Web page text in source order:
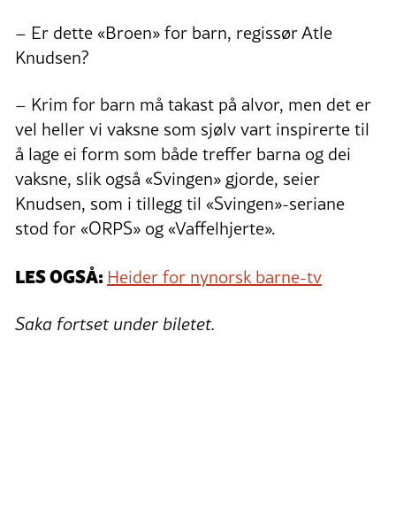
– Er dette «Broen» for barn, regissør Atle
Knudsen?
– Krim for barn må takast på alvor, men det er
vel heller vi vaksne som sjølv vart inspirerte til
å lage ei form som både treffer barna og dei
vaksne, slik også «Svingen» gjorde, seier
Knudsen, som i tillegg til «Svingen»-seriane
stod for «ORPS» og «Vaffelhjerte».
LES OGSÅ: Heider for nynorsk barne-tv
Saka fortset under biletet.